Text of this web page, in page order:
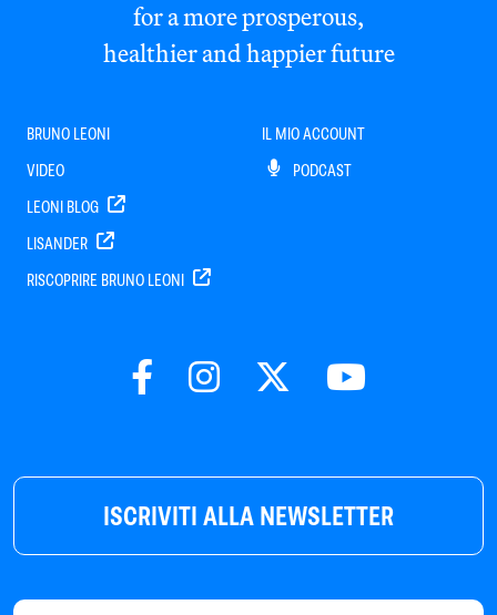
ISCRIVITI ALLA NEWSLETTER
for a more prosperous,
healthier and happier future
BRUNO LEONI
VIDEO
LEONI BLOG
LISANDER
RISCOPRIRE BRUNO LEONI
IL MIO ACCOUNT
PODCAST